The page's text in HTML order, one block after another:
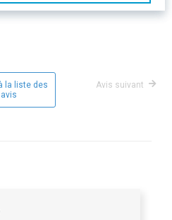
la liste des
avis
Avis suivant